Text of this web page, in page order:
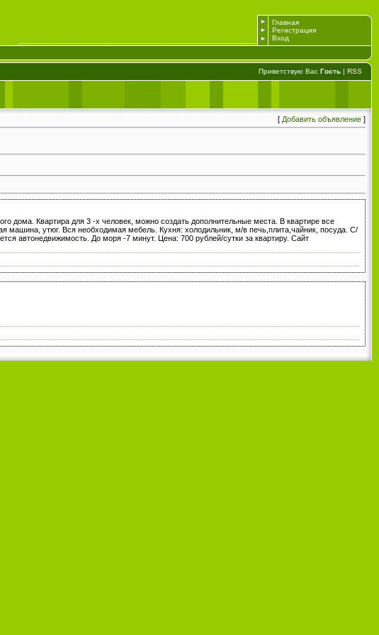
Главная
Регистрация
Вход
Приветствую Вас Гость | RSS
[ Добавить объявление ]
дома. Квартира для 3 -х человек, можно создать дополнительные места. В квартире все
машина, утюг. Вся необходимая мебель. Кухня: холодильник, м/в печь,плита,чайник, посуда. С/
автонедвижимость. До моря -7 минут. Цена: 700 рублей/сутки за квартиру. Сайт